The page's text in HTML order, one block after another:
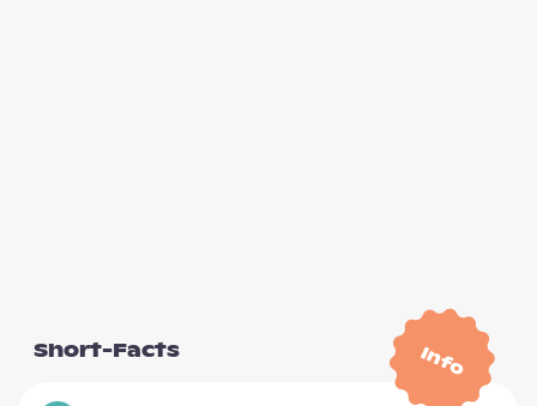
Info
Short-Facts